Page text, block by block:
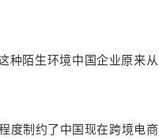
种陌生环境中国企业原来从
度制约了中国现在跨境电商